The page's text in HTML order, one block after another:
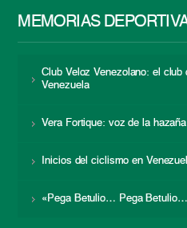
MEMORIAS
Club Veloz Venezolano: el
Venezuela
Vera Fortique: voz de la
Inicios del ciclismo en
«Pega Betulio… Pega